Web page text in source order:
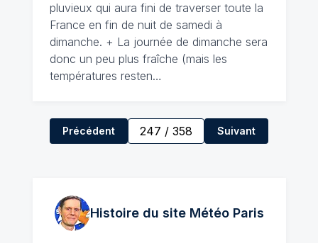
pluvieux qui aura fini de traverser toute la
France en fin de nuit de samedi à
dimanche. + La journée de dimanche sera
donc un peu plus fraîche (mais les
températures resten…
Précédent 247 / 358 Suivant
Histoire du site MétéoParis